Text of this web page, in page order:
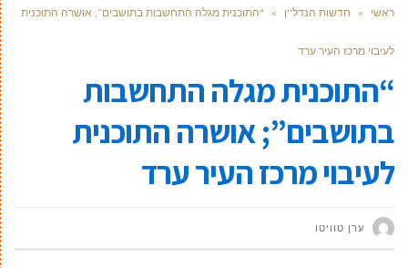
ראשי » חדשות הנדל''ן » “התוכנית מגלה התחשבות בתושבים”; אושרה התוכנית
לעיבוי מרכז העיר ערד
“התוכנית מגלה התחשבות
בתושבים”; אושרה התוכנית
לעיבוי מרכז העיר ערד
ערן טוויטו